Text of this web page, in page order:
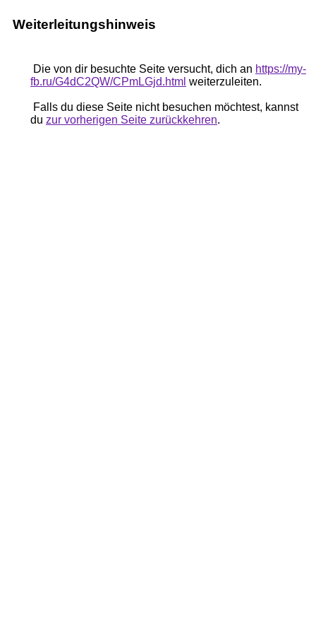
Weiterleitungshinweis
Die von dir besuchte Seite versucht, dich an https://my-
fb.ru/G4dC2QW/CPmLGjd.html weiterzuleiten.
Falls du diese Seite nicht besuchen möchtest, kannst
du zur vorherigen Seite zurückkehren.